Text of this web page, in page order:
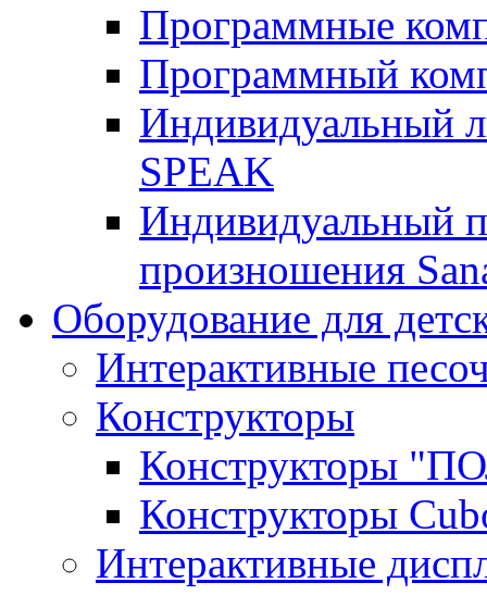
Программные
Программный
Индивидуальный
SPEAK
Индивидуальный
произношения
Оборудование для
Интерактивные
Конструкторы
Конструкторы
Конструкторы
Интерактивные